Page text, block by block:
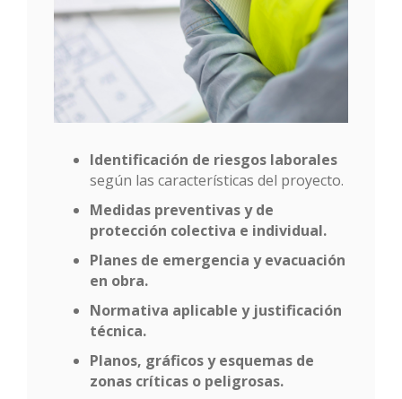
Identificación de riesgos laborales
según las características del proyecto.
Medidas preventivas y de
protección colectiva e individual.
Planes de emergencia y evacuación
en obra.
Normativa aplicable y justificación
técnica.
Planos, gráficos y esquemas de
zonas críticas o peligrosas.